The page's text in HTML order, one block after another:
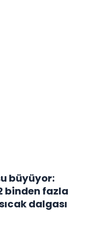
büyüyor:
binden fazla
dalgası